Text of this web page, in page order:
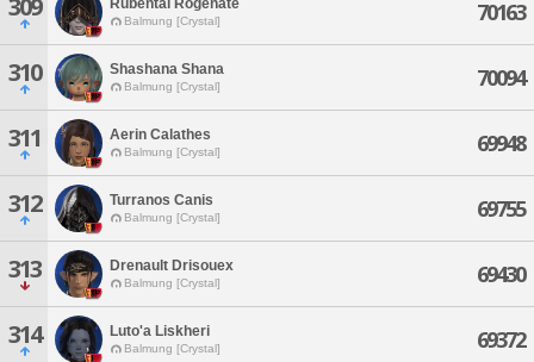
309 Rubentai Rogenate
Balmung [Crystal] 70163
310 Shashana Shana
Balmung [Crystal] 70094
311 Aerin Calathes
Balmung [Crystal] 69948
312 Turranos Canis
Balmung [Crystal] 69755
313 Drenault Drisouex
Balmung [Crystal] 69430
314 Luto'a Liskheri
Balmung [Crystal] 69372